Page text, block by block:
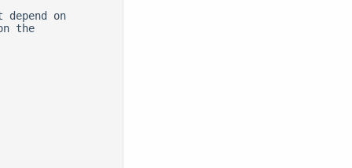
depend on
the